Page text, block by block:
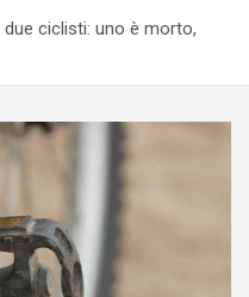
ciclisti: uno è morto,